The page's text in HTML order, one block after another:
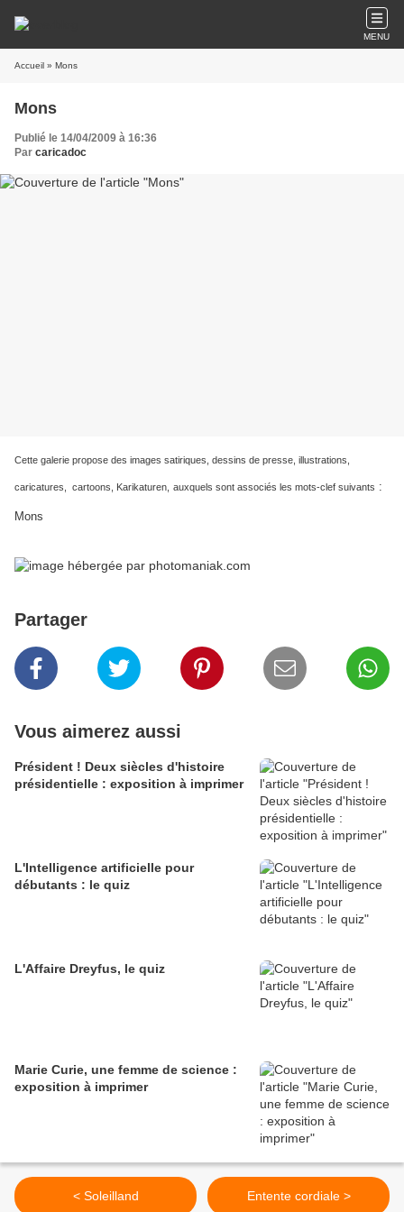
MENU
Accueil » Mons
Mons
Publié le 14/04/2009 à 16:36
Par caricadoc
Cette galerie propose des images satiriques, dessins de presse, illustrations,
caricatures, cartoons, Karikaturen, auxquels sont associés les mots-clef suivants :
Mons
Partager
Vous aimerez aussi
Président ! Deux siècles d'histoire
présidentielle : exposition à imprimer
L'Intelligence artificielle pour
débutants : le quiz
L'Affaire Dreyfus, le quiz
Marie Curie, une femme de science :
exposition à imprimer
< Soleilland Entente cordiale >